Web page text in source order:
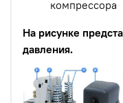
компрессора
На рисунке
давления.